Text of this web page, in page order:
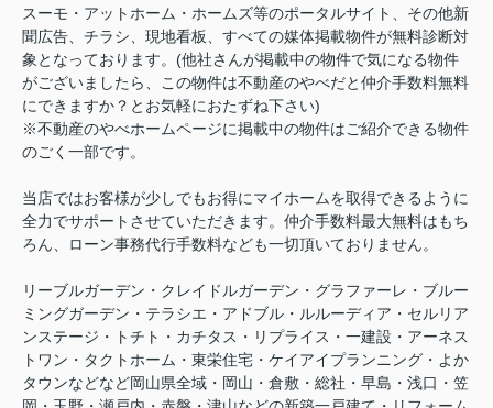
スーモ・アットホーム・ホームズ等のポータルサイト、その他新
聞広告、チラシ、現地看板、すべての媒体掲載物件が無料診断対
象となっております。(他社さんが掲載中の物件で気になる物件
がございましたら、この物件は不動産のやべだと仲介手数料無料
にできますか？とお気軽におたずね下さい)
※不動産のやべホームページに掲載中の物件はご紹介できる物件
のごく一部です。
当店ではお客様が少しでもお得にマイホームを取得できるように
全力でサポートさせていただきます。仲介手数料最大無料はもち
ろん、ローン事務代行手数料なども一切頂いておりません。
リーブルガーデン・クレイドルガーデン・グラファーレ・ブルー
ミングガーデン・テラシエ・アドブル・ルルーディア・セルリア
ンステージ・トチト・カチタス・リプライス・一建設・アーネス
トワン・タクトホーム・東栄住宅・ケイアイプランニング・よか
タウンなどなど岡山県全域・岡山・倉敷・総社・早島・浅口・笠